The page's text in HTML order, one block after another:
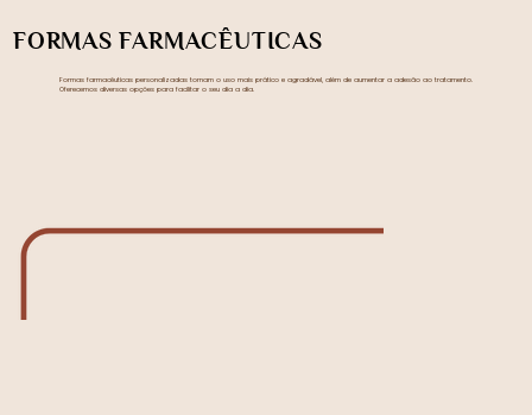
FORMAS FARMACÊUTICAS
Formas farmacêuticas personalizadas tornam o uso mais prático e agradável, além de aumentar a adesão ao tratamento.
Oferecemos diversas opções para facilitar o seu dia a dia.